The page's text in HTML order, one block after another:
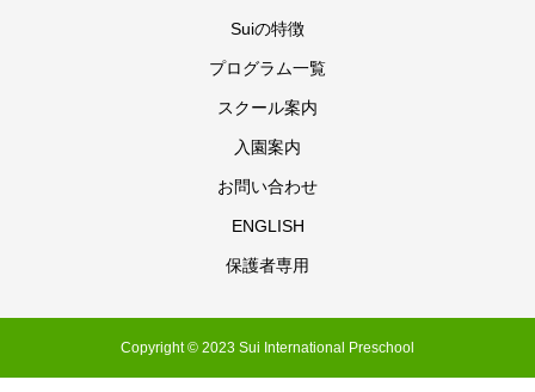
Suiの特徴
プログラム一覧
スクール案内
入園案内
お問い合わせ
ENGLISH
保護者専用
Copyright © 2023 Sui International Preschool